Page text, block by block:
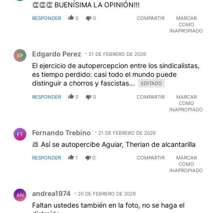
👏👏👏 BUENÍSIMA LA OPINIÓN!!!
RESPONDER 0 0 COMPARTIR
MARCAR
COMO
INAPROPIADO
EP Edgardo Perez 21 DE FEBRERO DE 2026
El ejercicio de autopercepcion entre los sindicalistas,
es tiempo perdido: casi todo el mundo puede
distinguir a chorros y fascistas...
EDITADO
RESPONDER 0 0 COMPARTIR
MARCAR
COMO
INAPROPIADO
FT Fernando Trebino 21 DE FEBRERO DE 2026
💩 Así se autopercibe Aguiar, Therian de alcantarilla
RESPONDER 1 0 COMPARTIR
MARCAR
COMO
INAPROPIADO
AN andrea1974 20 DE FEBRERO DE 2026
Faltan ustedes también en la foto, no se haga el